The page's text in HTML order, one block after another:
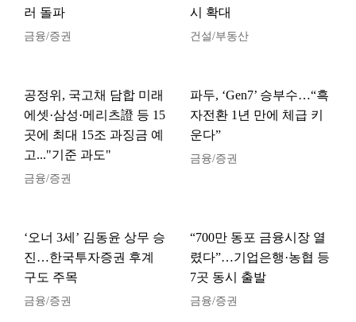
러 돌파
금융/증권
시 확대
건설/부동산
공정위, 국고채 담합 미래
에셋·삼성·메리츠證 등 15
곳에 최대 15조 과징금 예
고..."기준 과도"
금융/증권
파두, ‘Gen7’ 승부수…“흑
자전환 1년 만에 체급 키
운다”
금융/증권
‘오너 3세’ 김동윤 상무 승
진…한국투자증권 후계
구도 주목
금융/증권
“700만 동포 금융시장 열
렸다”…기업은행·농협 등
7곳 동시 출발
금융/증권